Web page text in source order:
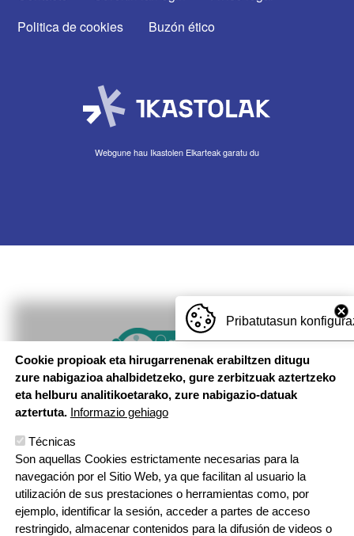
Politica de cookies
Buzón ético
Webgune hau Ikastolen Elkarteak garatu du
Imagen
Pribatutasun
Cookie propioak eta hirugarrenenak erabiltzen ditugu
zure nabigazioa ahalbidetzeko, gure zerbitzuak aztertzeko
eta helburu analitikoetarako, zure nabigazio-datuak
aztertuta. Informazio gehiago
Técnicas
Son aquellas Cookies estrictamente necesarias para la
navegación por el Sitio Web, ya que facilitan al usuario la
utilización de sus prestaciones o herramientas como, por
ejemplo, identificar la sesión, acceder a partes de acceso
restringido, almacenar contenidos para la difusión de videos o